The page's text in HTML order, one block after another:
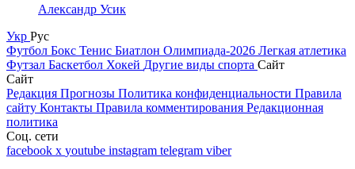
Александр Усик
Укр Рус
Футбол Бокс Тенис Биатлон Олимпиада-2026 Легкая атлетика
Футзал Баскетбол Хокей Другие виды спорта Сайт
Сайт
Редакция Прогнозы Политика конфиденциальности Правила
сайту Контакты Правила комментирования Редакционная
политика
Соц. сети
facebook x youtube instagram telegram viber